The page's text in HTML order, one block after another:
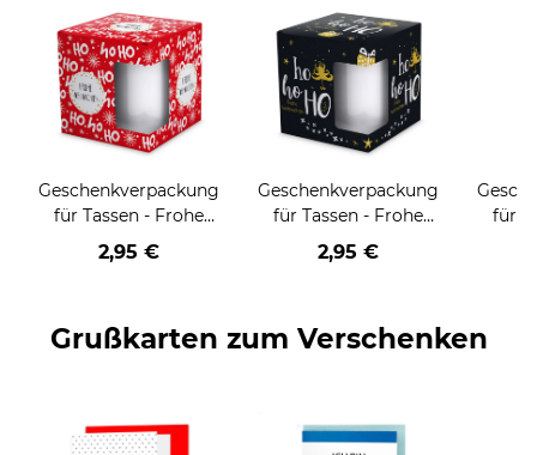
Geschenkverpackung
für Tassen - Frohe
Weihnachten - HO
HO HO - rot
2,95 €
Geschenkverpackung
für Tassen - Frohe
Weihnachten - HO
HO HO - schwarz
2,95 €
für
Grußkarten zum Verschenken